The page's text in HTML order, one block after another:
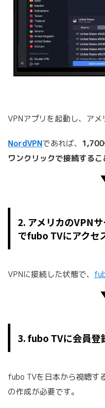
VPNアプリを起動し、アメ
NordVPNであれば、 1,700
ワンクリックで接続する
2. アメリカのVPN
でfubo TVにアクセ
VPNに接続した状態で、
3. fubo TVに会員登
fubo TVを日本から視聴す
の作成が必要です。